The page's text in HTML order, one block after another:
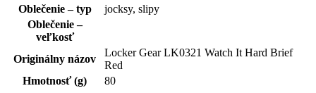
Oblečenie – typ
jocksy, slipy
Oblečenie –
veľkosť
Originálny názov
Locker Gear LK0321 Watch It Hard Brief
Red
Hmotnosť (g)
80